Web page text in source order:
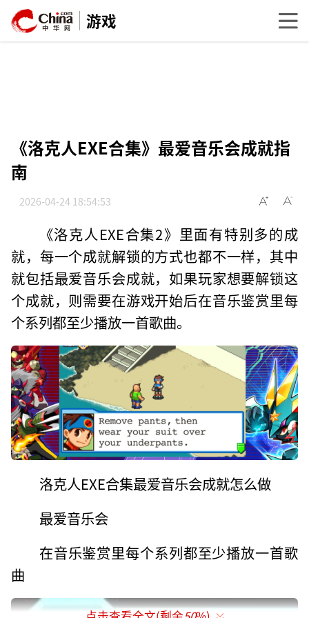
游戏
《洛克人EXE合集》最爱音乐会成就指
南
2026-04-24 18:54:53
《洛克人EXE合集2》里面有特别多的成
就，每一个成就解锁的方式也都不一样，其中
就包括最爱音乐会成就，如果玩家想要解锁这
个成就，则需要在游戏开始后在音乐鉴赏里每
个系列都至少播放一首歌曲。
洛克人EXE合集最爱音乐会成就怎么做
最爱音乐会
在音乐鉴赏里每个系列都至少播放一首歌
曲